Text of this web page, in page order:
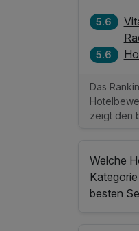
5.6
5.6
Das
zeigt den
Welche
besten